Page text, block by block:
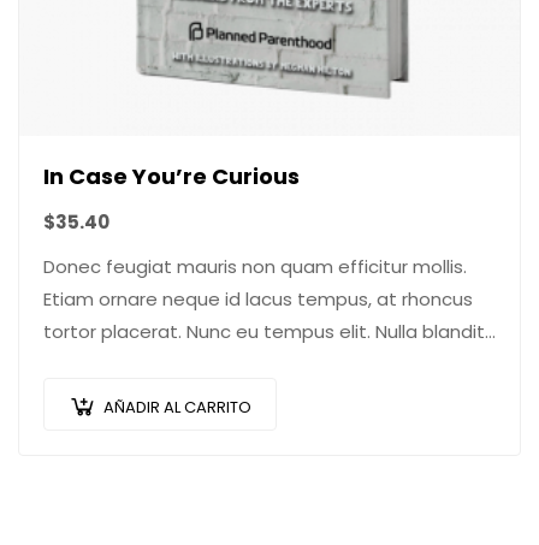
In Case You’re Curious
$35.40
Donec feugiat mauris non quam efficitur mollis.
Etiam ornare neque id lacus tempus, at rhoncus
tortor placerat. Nunc eu tempus elit. Nulla blandit
AÑADIR AL CARRITO